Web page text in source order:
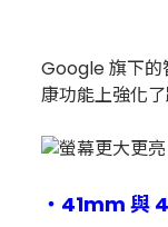
Google 旗下的
康功能上強化
・41mm 與